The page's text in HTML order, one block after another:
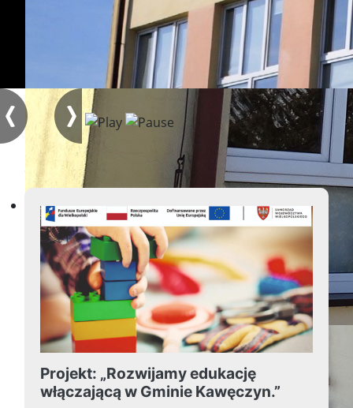
naszej szkoły
Aktualności
Projekt: „Rozwijamy edukację
włączającą w Gminie Kawęczyn.”